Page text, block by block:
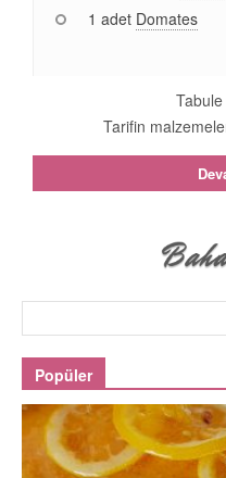
1 adet Domates
Tabule
Tarifin
Popüler